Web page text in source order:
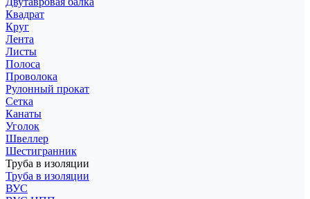
Квадрат
Круг
Лента
Листы
Полоса
Проволока
Рулонный прокат
Сетка
Канаты
Уголок
Швеллер
Шестигранник
Труба в изоляции
Труба в изоляции
ВУС